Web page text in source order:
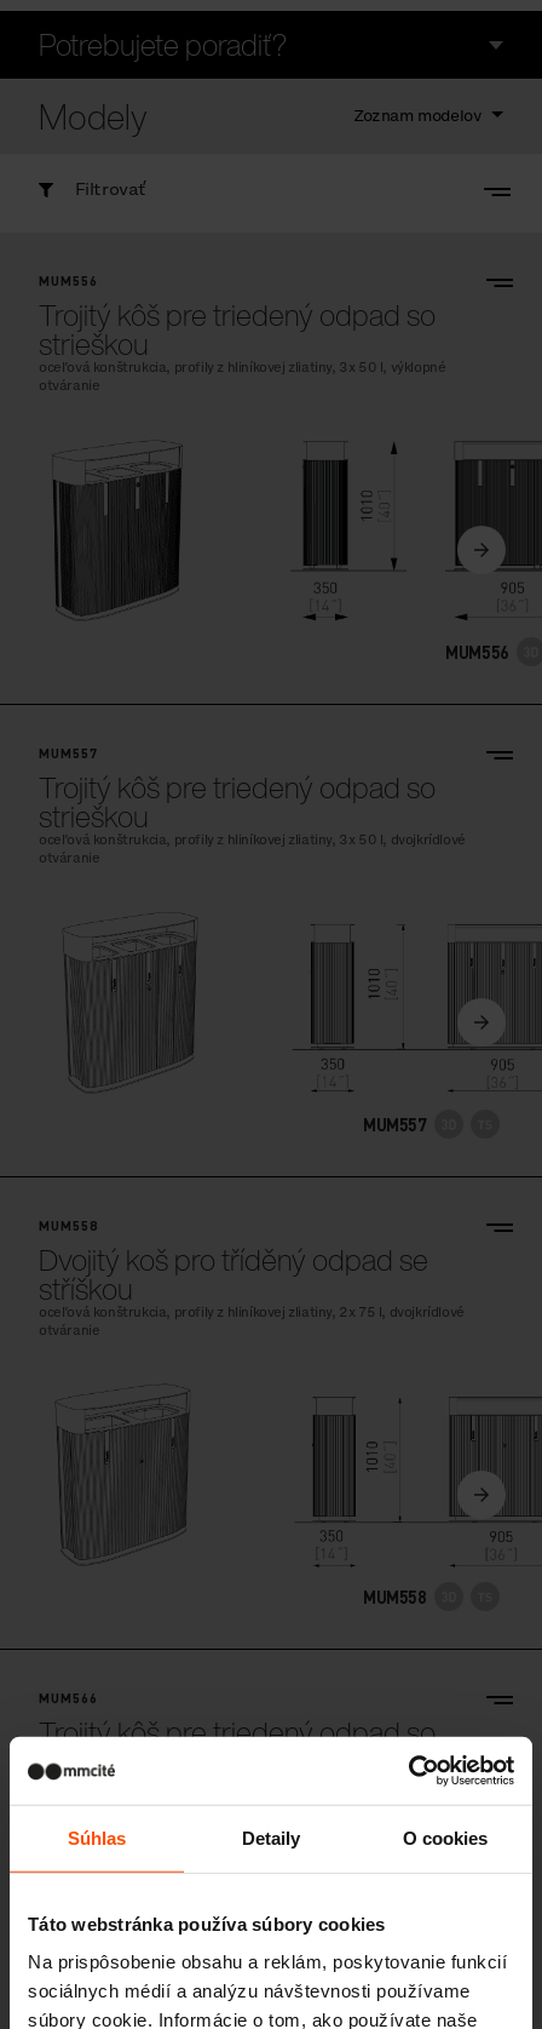
Súhlas Detaily O cookies
Táto webstránka používa súbory cookies
Na prispôsobenie obsahu a reklám, poskytovanie funkcií
sociálnych médií a analýzu návštevnosti používame
súbory cookie. Informácie o tom, ako používate naše
Potrebujete poradiť?
Modely Zoznam modelov
Filtrovať
MUM556
Trojitý kôš pre triedený odpad so
strieškou
oceľová konštrukcia, profily z hliníkovej zliatiny, 3x 50 l, výklopné
otváranie
MUM556
MUM557
Trojitý kôš pre triedený odpad so
strieškou
oceľová konštrukcia, profily z hliníkovej zliatiny, 3x 50 l, dvojkrídlové
otváranie
MUM557
MUM558
Dvojitý koš pro tříděný odpad se
stříškou
oceľová konštrukcia, profily z hliníkovej zliatiny, 2x 75 l, dvojkrídlové
otváranie
MUM558
MUM566
Trojitý kôš pre triedený odpad so
strieškou
oceľová konštrukcia, drevené lamely, 3x 50 l, výklopné otváranie